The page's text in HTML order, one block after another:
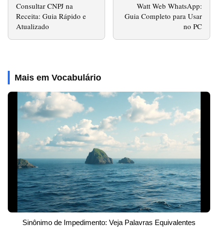
Consultar CNPJ na
Receita: Guia Rápido e
Atualizado
Watt Web WhatsApp:
Guia Completo para Usar
no PC
Mais em Vocabulário
Sinônimo de Impedimento: Veja Palavras Equivalentes